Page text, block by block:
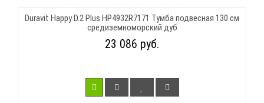
Duravit Happy D.2 Plus HP4932R7171 Тумба подвесная 130 см
средиземноморский дуб
23 086 руб.